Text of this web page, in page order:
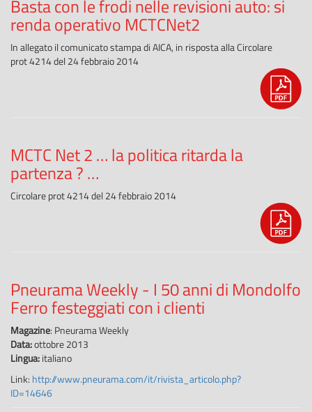
Basta con le frodi nelle revisioni auto: si
renda operativo MCTCNet2
In allegato il comunicato stampa di AICA, in risposta alla Circolare
prot 4214 del 24 febbraio 2014
MCTC Net 2 … la politica ritarda la
partenza ? …
Circolare prot 4214 del 24 febbraio 2014
Pneurama Weekly - I 50 anni di Mondolfo
Ferro festeggiati con i clienti
Magazine: Pneurama Weekly
Data:ottobre 2013
Lingua:italiano
Link: http://www.pneurama.com/it/rivista_articolo.php?
ID=14646